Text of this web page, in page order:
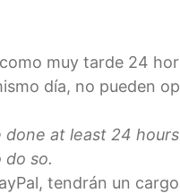
muy tarde 24
día, no pueden
at least 24 hours
so.
tendrán un